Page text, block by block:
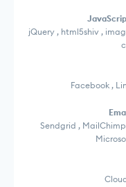
jQuery , html5shiv ,
Facebook ,
Sendgrid , MailChimp